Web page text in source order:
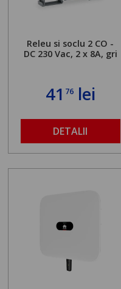
Releu si soclu 2 CO -
DC 230 Vac, 2 x 8A, gri
41 76lei
DETALII